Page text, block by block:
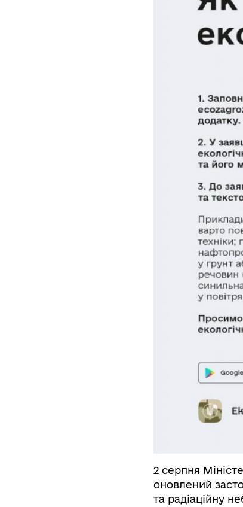
2 серпня
оновлений
та радіаційну